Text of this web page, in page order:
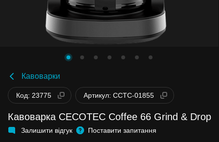
Кавоварки
Код: 23775 Артикул: CCTC-01855
Кавоварка CECOTEC Coffee 66 Grind & Drop
Залишити відгук Поставити запитання